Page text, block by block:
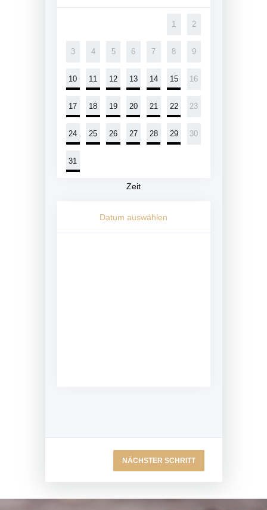
1 2
3 4 5 6 7 8 9
10 11 12 13 14 15 16
17 18 19 20 21 22 23
24 25 26 27 28 29 30
31
Zeit
Datum auswählen
NÄCHSTER SCHRITT